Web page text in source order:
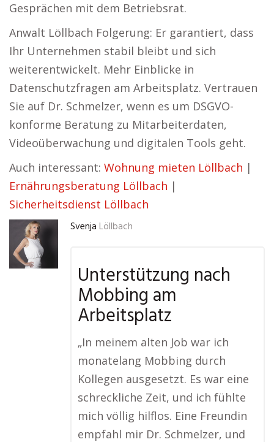
Gesprächen mit dem Betriebsrat.
Anwalt Löllbach Folgerung: Er garantiert, dass
Ihr Unternehmen stabil bleibt und sich
weiterentwickelt. Mehr Einblicke in
Datenschutzfragen am Arbeitsplatz. Vertrauen
Sie auf Dr. Schmelzer, wenn es um DSGVO-
konforme Beratung zu Mitarbeiterdaten,
Videoüberwachung und digitalen Tools geht.
Auch interessant: Wohnung mieten Löllbach |
Ernährungsberatung Löllbach |
Sicherheitsdienst Löllbach
Svenja Löllbach
Unterstützung nach
Mobbing am
Arbeitsplatz
„In meinem alten Job war ich
monatelang Mobbing durch
Kollegen ausgesetzt. Es war eine
schreckliche Zeit, und ich fühlte
mich völlig hilflos. Eine Freundin
empfahl mir Dr. Schmelzer, und